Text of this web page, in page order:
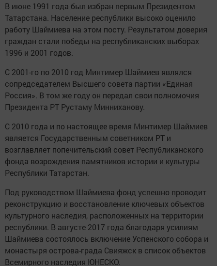
В июне 1991 года был избран первым Президентом
Татарстана. Население республики высоко оценило
работу Шаймиева на этом посту. Результатом доверия
граждан стали победы на республиканских выборах
1996 и 2001 годов.
С 2001-го по 2010 год Минтимер Шаймиев являлся
сопредседателем Высшего совета партии «Единая
Россия». В том же году он передал свои полномочия
Президента РТ Рустаму Минниханову.
С 2010 года и по настоящее время Минтимер Шаймиев
является Государственным советником РТ и
возглавляет попечительский совет Республиканского
фонда возрождения памятников истории и культуры
Республики Татарстан.
Под руководством Шаймиева фонд успешно проводит
реконструкцию и восстановление ключевых объектов
культурного наследия, расположенных на территории
республики. В августе 2017 года благодаря усилиям
Шаймиева состоялось включение Успенского собора и
монастыря острова-града Свияжск в список объектов
Всемирного наследия ЮНЕСКО.